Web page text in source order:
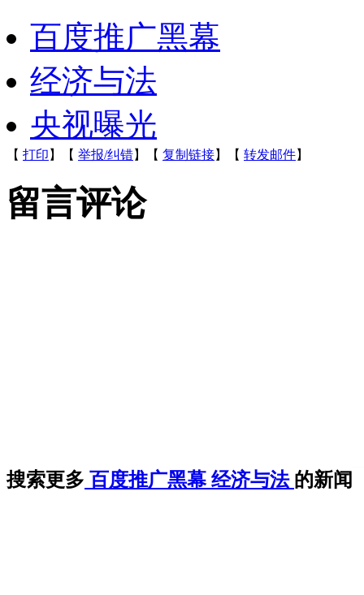
百度推广黑幕
经济与法
央视曝光
【 打印 】【 举报/纠错】【 复制链接】【 转发邮件】
留言评论
搜索更多 百度推广黑幕经济与法 的新闻